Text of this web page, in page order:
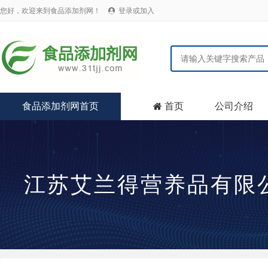
您好，欢迎来到食品添加剂网！  登录或加入
食品添加剂网首页  首页 公司介绍
江苏艾兰得营养品有限